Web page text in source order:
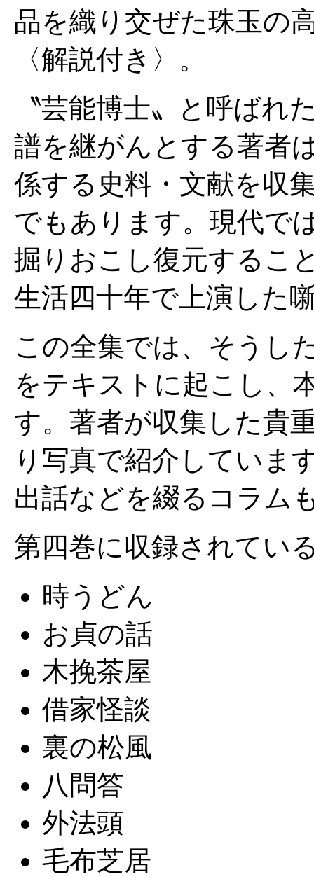
品を織り交ぜた珠玉の
〈解説付き〉。
〝芸能博士〟と呼ばれ
譜を継がんとする著者
係する史料・文献を収
でもあります。現代で
掘りおこし復元するこ
生活四十年で上演した
この全集では、そうし
をテキストに起こし、
す。著者が収集した貴
り写真で紹介していま
出話などを綴るコラム
第四巻に収録されてい
時うどん
お貞の話
木挽茶屋
借家怪談
裏の松風
八問答
外法頭
毛布芝居